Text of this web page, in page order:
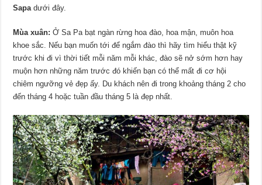
Sapa dưới đây.
Mùa xuân: Ở Sa Pa bạt ngàn rừng hoa đào, hoa mận, muôn hoa
khoe sắc. Nếu bạn muốn tới để ngắm đào thì hãy tìm hiểu thật kỹ
trước khi đi vì thời tiết mỗi năm mỗi khác, đào sẽ nở sớm hơn hay
muộn hơn những năm trước đó khiến bạn có thể mất đi cơ hội
chiêm ngưỡng vẻ đẹp ấy. Du khách nên đi trong khoảng tháng 2 cho
đến tháng 4 hoặc tuần đầu tháng 5 là đẹp nhất.